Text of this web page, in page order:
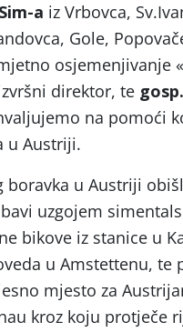
a iz Vrbovca,
Gole,
osjemenjivanje «
direktor, te
na pomoći
u Austriji.
boravka u Austriji
uzgojem
bikove iz stanice u
u Amstettenu,
mjesto za
kroz koju protječe